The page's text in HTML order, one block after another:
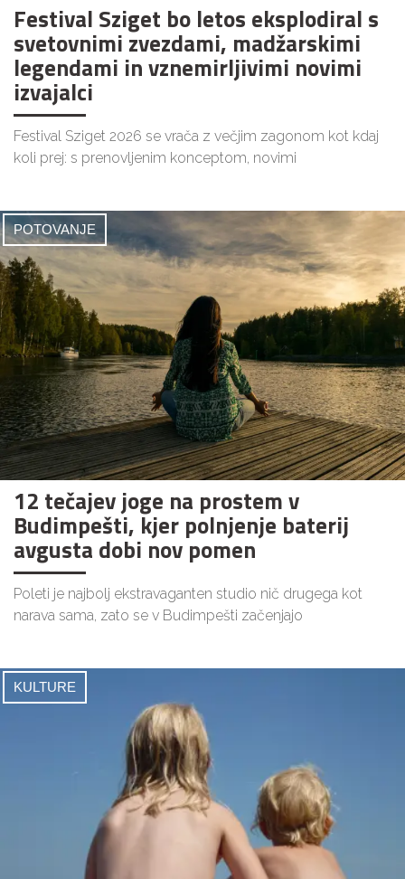
Festival Sziget bo letos eksplodiral s
svetovnimi zvezdami, madžarskimi
legendami in vznemirljivimi novimi
izvajalci
Festival Sziget 2026 se vrača z večjim zagonom kot kdaj
koli prej: s prenovljenim konceptom, novimi
POTOVANJE
12 tečajev joge na prostem v
Budimpešti, kjer polnjenje baterij
avgusta dobi nov pomen
Poleti je najbolj ekstravaganten studio nič drugega kot
narava sama, zato se v Budimpešti začenjajo
KULTURE